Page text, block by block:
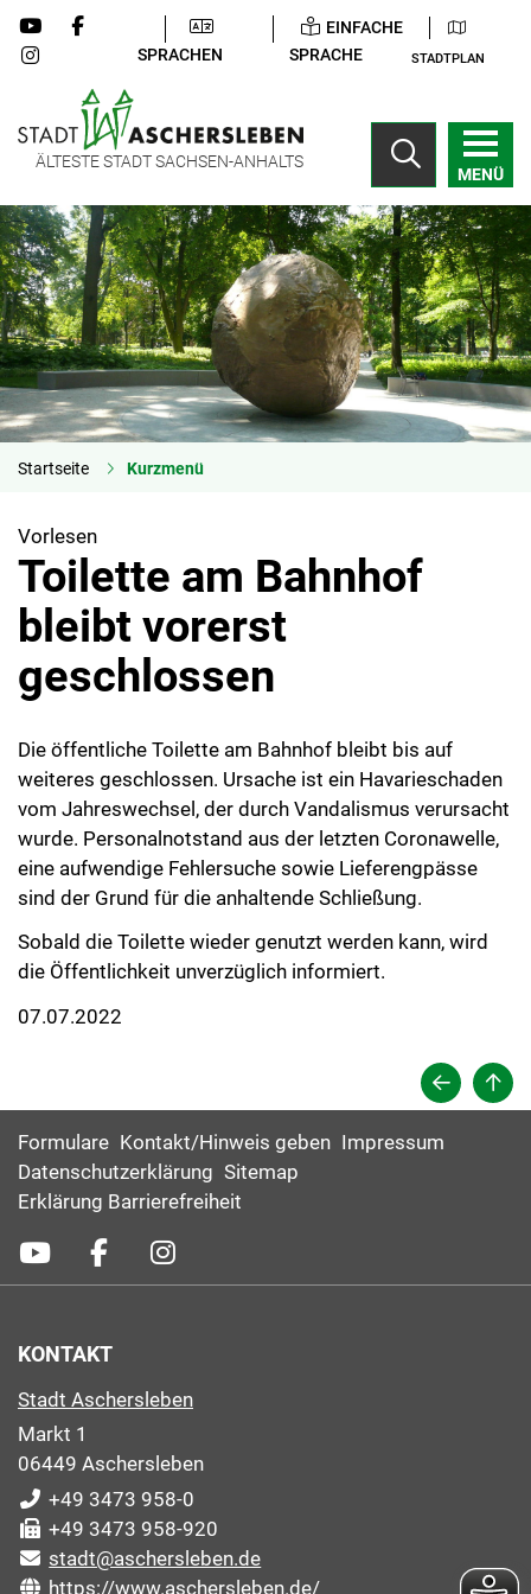
SPRACHEN
EINFACHE
SPRACHE
STADTPLAN
ÄLTESTE STADT SACHSEN-ANHALTS
MENÜ
Startseite Kurzmenü
Vorlesen
Toilette am Bahnhof
bleibt vorerst
geschlossen
Die öffentliche Toilette am Bahnhof bleibt bis auf
weiteres geschlossen. Ursache ist ein Havarieschaden
vom Jahreswechsel, der durch Vandalismus verursacht
wurde. Personalnotstand aus der letzten Coronawelle,
eine aufwendige Fehlersuche sowie Lieferengpässe
sind der Grund für die anhaltende Schließung.
Sobald die Toilette wieder genutzt werden kann, wird
die Öffentlichkeit unverzüglich informiert.
07.07.2022
Formulare Kontakt/Hinweis geben Impressum
Datenschutzerklärung Sitemap
Erklärung Barrierefreiheit
KONTAKT
Stadt Aschersleben
Markt 1
06449 Aschersleben
+49 3473 958-0
+49 3473 958-920
stadt@aschersleben.de
https://www.aschersleben.de/